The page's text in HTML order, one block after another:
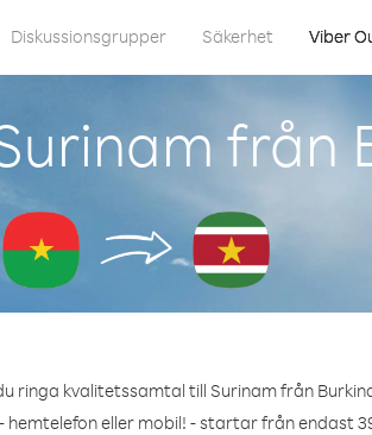
Diskussionsgrupper Säkerhet Viber
från
ringa kvalitetssamtal till Surinam från
hemtelefon eller mobil! - startar från endast